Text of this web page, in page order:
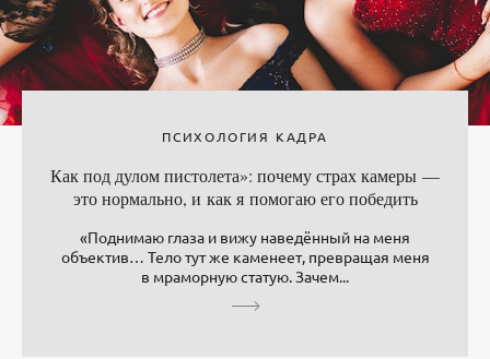
ПСИХОЛОГИЯ КАДРА
Как под дулом пистолета»: почему страх камеры —
это нормально, и как я помогаю его победить
«Поднимаю глаза и вижу наведённый на меня
объектив… Тело тут же каменеет, превращая меня
в мраморную статую. Зачем...